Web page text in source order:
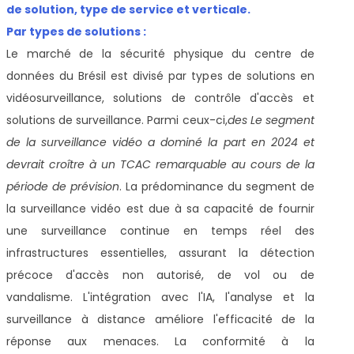
de solution, type de service et verticale.
Par types de solutions :
Le marché de la sécurité physique du centre de
données du Brésil est divisé par types de solutions en
vidéosurveillance, solutions de contrôle d'accès et
solutions de surveillance. Parmi ceux-ci,des Le segment
de la surveillance vidéo a dominé la part en 2024 et
devrait croître à un TCAC remarquable au cours de la
période de prévision. La prédominance du segment de
la surveillance vidéo est due à sa capacité de fournir
une surveillance continue en temps réel des
infrastructures essentielles, assurant la détection
précoce d'accès non autorisé, de vol ou de
vandalisme. L'intégration avec l'IA, l'analyse et la
surveillance à distance améliore l'efficacité de la
réponse aux menaces. La conformité à la